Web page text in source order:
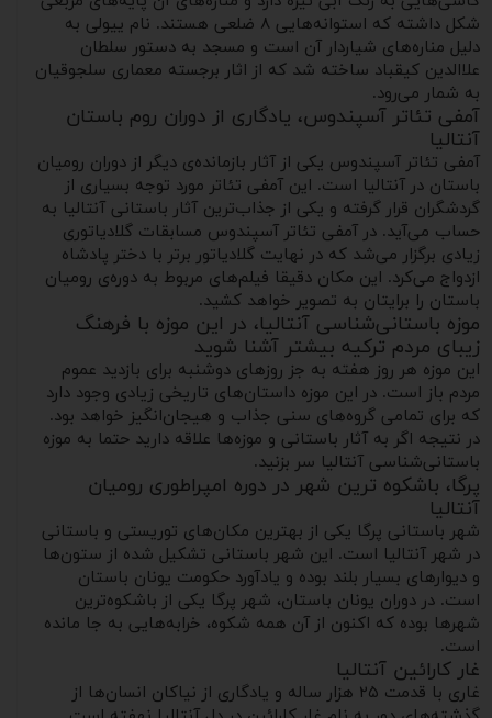
شکل داشته که استوانه‌هایی ۸ ضلعی هستند. نام ییولی به
دلیل مناره‌های شیاردار آن است و مسجد به دستور سلطان
علاالدین کیقباد ساخته شد که از اثار برجسته معماری سلجوقیان
به شمار می‌رود.
آمفی تئاتر آسپندوس، یادگاری از دوران روم باستان
آنتالیا
آمفی تئاتر آسپندوس یکی از آثار بازمانده‌ی دیگر از دوران رومیان
باستان در آنتالیا است. این آمفی‌ تئاتر مورد توجه بسیاری از
گردشگران قرار گرفته و یکی از جذاب‌ترین آثار باستانی آنتالیا به
حساب می‌آید. در آمفی تئاتر آسپندوس مسابقات گلادیاتوری
زیادی برگزار می‌شد که در نهایت گلادیاتور برتر با دختر پادشاه
ازدواج می‌کرد. این مکان دقیقا فیلم‌های مربوط به دوره‌ی رومیان
باستان را برایتان به تصویر خواهد کشید.
موزه باستانی‌شناسی آنتالیا، در این موزه با فرهنگ
زیبای مردم ترکیه بیشتر آشنا شوید
این موزه هر روز هفته به جز روزهای دوشنبه برای بازدید عموم
مردم باز است. در این موزه داستان‌های تاریخی زیادی وجود دارد
که برای تمامی گروه‌های سنی جذاب و هیجان‌انگیز خواهد بود.
در نتیجه اگر به آثار باستانی و موزه‌ها علاقه‌ دارید حتما به موزه
باستانی‌شناسی آنتالیا سر بزنید.
پرگا، باشکوه ترین شهر در دوره امپراطوری رومیان
آنتالیا
شهر باستانی پرگا یکی از بهترین مکان‌های توریستی و باستانی
در شهر آنتالیا است. این شهر باستانی تشکیل شده از ستون‌ها
و دیوارهای بسیار بلند بوده و یادآورد حکومت یونان باستان
است. در دوران یونان باستان، شهر پرگا یکی از باشکوه‌ترین
شهرها بوده که اکنون از آن همه شکوه، خرابه‌هایی به جا مانده
است.
غار کارائین آنتالیا
غاری با قدمت ۲۵ هزار ساله و یادگاری از نیاکان انسان‌ها از